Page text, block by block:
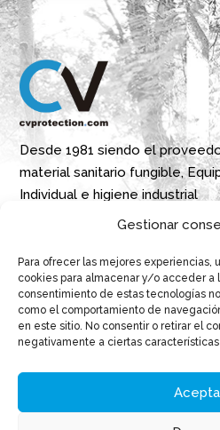
Gestionar
Para ofrecer las mejores experiencias,
cookies para almacenar y/o acceder a
consentimiento de estas tecnologías
como el comportamiento de
en este sitio. No consentir o retirar el
negativamente a ciertas
Desde 1981 siendo el
material sanitario fungible,
Individual e higiene industrial
48340 Amorebieta, Bizkaia,
 N 43º 14’ 10’’ W 2º
